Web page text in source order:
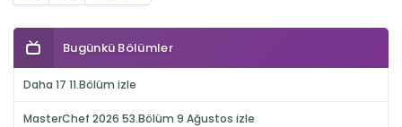
Bugünkü Bölümler
Daha 17 11.Bölüm izle
MasterChef 2026 53.Bölüm 9 Ağustos izle